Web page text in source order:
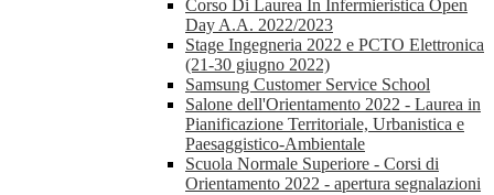
Corso Di Laurea In Infermieristica Open
Day A.A. 2022/2023
Stage Ingegneria 2022 e PCTO Elettronica
(21-30 giugno 2022)
Samsung Customer Service School
Salone dell'Orientamento 2022 - Laurea in
Pianificazione Territoriale, Urbanistica e
Paesaggistico-Ambientale
Scuola Normale Superiore - Corsi di
Orientamento 2022 - apertura segnalazioni